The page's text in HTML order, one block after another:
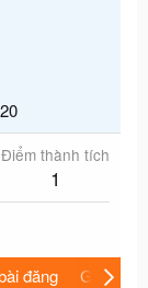
Điểm thành tích
1
đăng Giới thiệu